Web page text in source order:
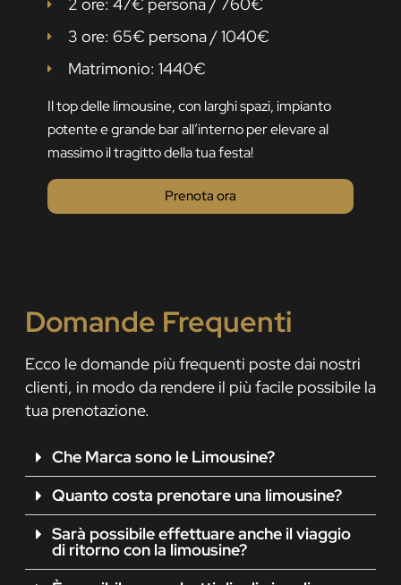
3 ore: 65€ persona / 1040€
Matrimonio: 1440€
Il top delle limousine, con larghi spazi, impianto
potente e grande bar all’interno per elevare al
massimo il tragitto della tua festa!
Prenota ora
Domande Frequenti
Ecco le domande più frequenti poste dai nostri
clienti, in modo da rendere il più facile possibile la
tua prenotazione.
Che Marca sono le Limousine?
Quanto costa prenotare una limousine?
Sarà possibile effettuare anche il viaggio
di ritorno con la limousine?